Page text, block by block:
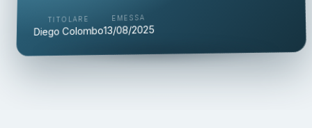
TITOLARE
Diego Colombo
EMESSA
13/08/2025